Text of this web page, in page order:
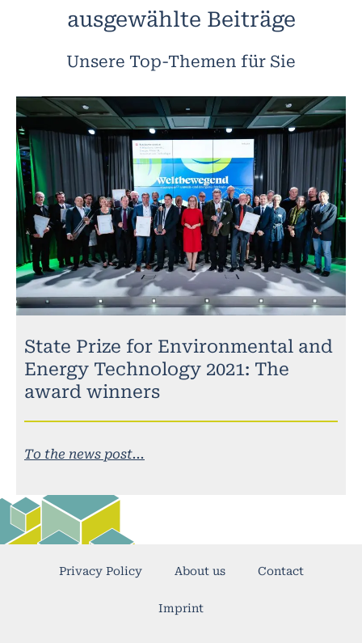
ausgewählte Beiträge
Unsere Top-Themen für Sie
State Prize for Environmental and
Energy Technology 2021: The
award winners
To the news post...
Privacy Policy About us Contact
Imprint